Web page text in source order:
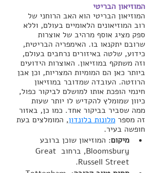
המוזיאון הבריטי
המוזיאון הבריטי הוא האב הרוחני של
רוב המוזיאונים הלאומיים בעולם, וללא
ספק מציג אוסף מרהיב של אוצרות
שרובם יתקנאו בו. האימפריה הבריטית,
כידוע, שלטה באיזורים נרחבים בעולם,
וזה משתקף במוזיאון. האוצרות הידועים
ביותר כאן הם המומיות המצריות, וכן אבן
הרוזטה. העובדה שמדובר במוזיאון
חינמי הופכת אותו למושלם לביקור כפול,
כיוון שמומלץ להקדיש לו יותר שעות
ממה שסביר בביקור אחד. כמו כן, באזור
זה מספר מלונות בלונדון, המומלצים בעת
חופשה בעיר.
מיקום: המוזיאון שוכן ברובע
Bloomsbury, ברחוב Great
Russell Street.